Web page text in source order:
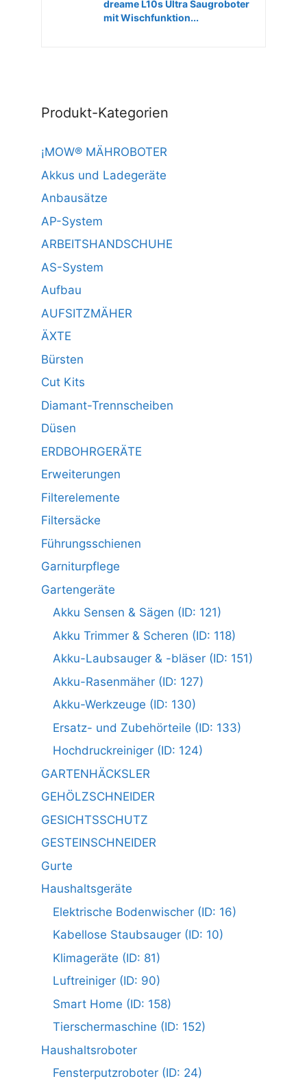
dreame L10s Ultra Saugroboter
mit Wischfunktion...
Produkt-Kategorien
¡MOW® MÄHROBOTER
Akkus und Ladegeräte
Anbausätze
AP-System
ARBEITSHANDSCHUHE
AS-System
Aufbau
AUFSITZMÄHER
ÄXTE
Bürsten
Cut Kits
Diamant-Trennscheiben
Düsen
ERDBOHRGERÄTE
Erweiterungen
Filterelemente
Filtersäcke
Führungsschienen
Garniturpflege
Gartengeräte
Akku Sensen & Sägen (ID: 121)
Akku Trimmer & Scheren (ID: 118)
Akku-Laubsauger & -bläser (ID: 151)
Akku-Rasenmäher (ID: 127)
Akku-Werkzeuge (ID: 130)
Ersatz- und Zubehörteile (ID: 133)
Hochdruckreiniger (ID: 124)
GARTENHÄCKSLER
GEHÖLZSCHNEIDER
GESICHTSSCHUTZ
GESTEINSCHNEIDER
Gurte
Haushaltsgeräte
Elektrische Bodenwischer (ID: 16)
Kabellose Staubsauger (ID: 10)
Klimageräte (ID: 81)
Luftreiniger (ID: 90)
Smart Home (ID: 158)
Tierschermaschine (ID: 152)
Haushaltsroboter
Fensterputzroboter (ID: 24)